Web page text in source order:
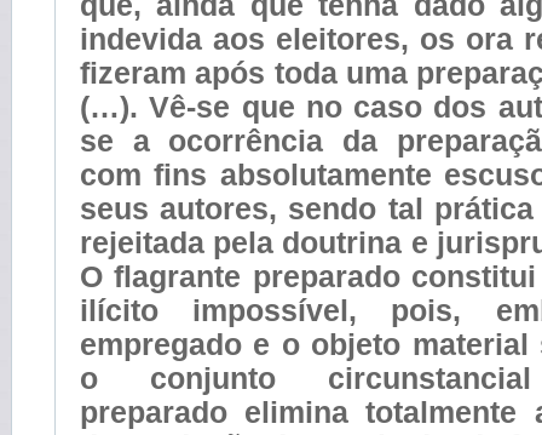
indevida aos eleitores, os ora
fizeram após toda uma
(…). Vê-se que no caso dos
se a ocorrência da
com fins absolutamente
seus autores, sendo tal prática
rejeitada pela doutrina e
O flagrante preparado
ilícito impossível, pois,
empregado e o objeto material
o conjunto circunstancial
preparado elimina totalmente